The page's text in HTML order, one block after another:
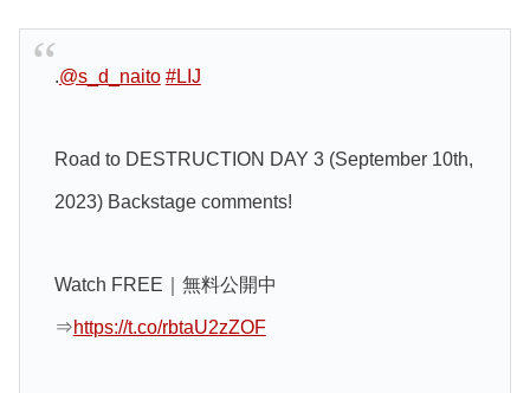
.@s_d_naito #LIJ
Road to DESTRUCTION DAY 3 (September 10th,
2023) Backstage comments!
Watch FREE｜無料公開中
⇒https://t.co/rbtaU2zZOF